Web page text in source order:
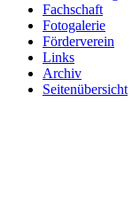
Fachschaft
Fotogalerie
Förderverein
Links
Archiv
Seitenübersicht